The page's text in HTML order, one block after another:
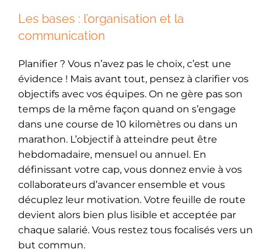
Les bases : l’organisation et la
communication
Planifier ? Vous n’avez pas le choix, c’est une
évidence ! Mais avant tout, pensez à clarifier vos
objectifs avec vos équipes. On ne gère pas son
temps de la même façon quand on s’engage
dans une course de 10 kilomètres ou dans un
marathon. L’objectif à atteindre peut être
hebdomadaire, mensuel ou annuel. En
définissant votre cap, vous donnez envie à vos
collaborateurs d’avancer ensemble et vous
décuplez leur motivation. Votre feuille de route
devient alors bien plus lisible et acceptée par
chaque salarié. Vous restez tous focalisés vers un
but commun.